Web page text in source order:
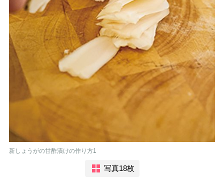
新しょうがの甘酢漬けの作り方1
写真18枚